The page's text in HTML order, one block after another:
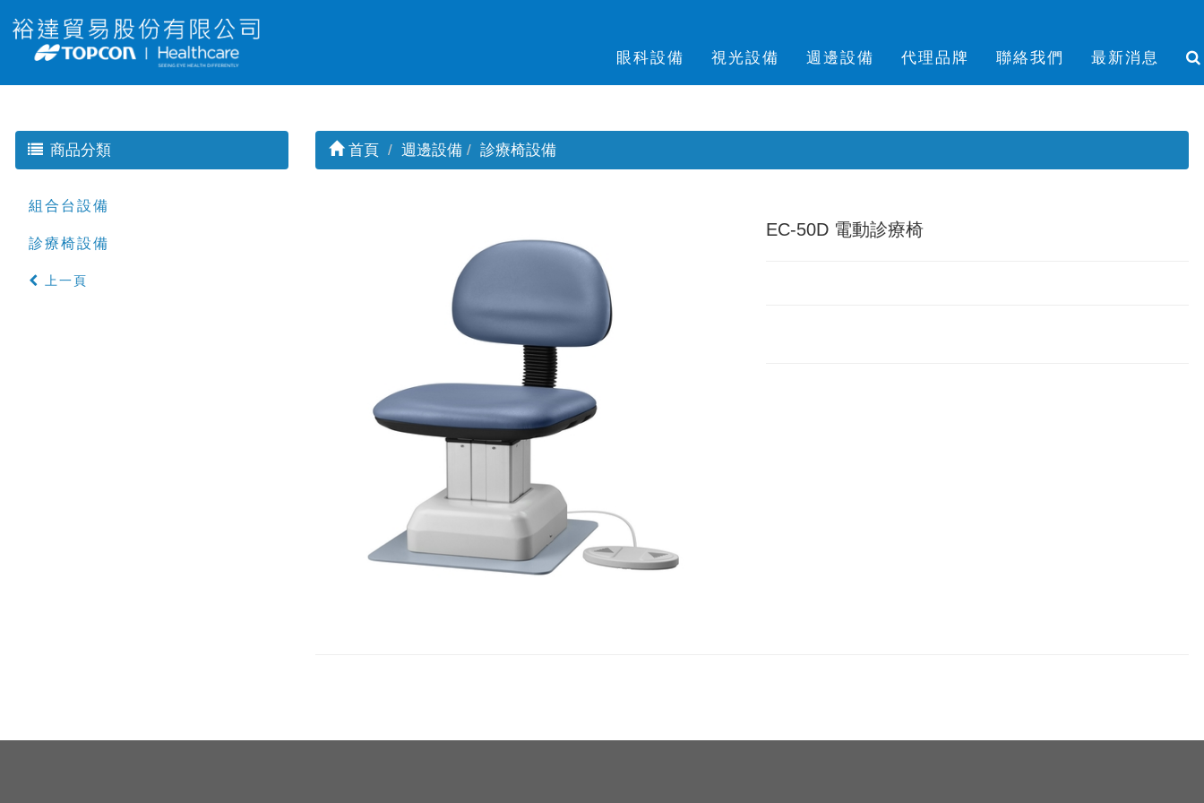
眼科設備 視光設備 週邊設備 代理品牌 聯絡我們 最新消息
商品分類
組合台設備
診療椅設備
上一頁
首頁 週邊設備 診療椅設備
EC-50D 電動診療椅